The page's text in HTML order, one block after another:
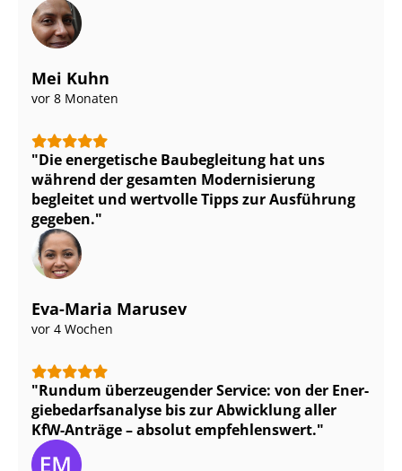
Mei Kuhn
vor 8 Monaten
Die energetische Baubegleitung hat uns
während der gesamten Modernisierung
begleitet und wertvolle Tipps zur Ausführung
gegeben.
Eva-Maria Marusev
vor 4 Wochen
Rundum überzeugender Service: von der En­er­
gie­be­darfs­ana­ly­se bis zur Abwicklung aller
KfW-Anträge – absolut empfehlenswert.